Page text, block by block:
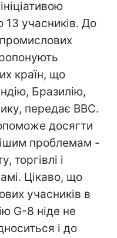
учасників. До
країн, що
Бразилію,
передає ВВС.
досягти
проблемам -
торгівлі і
Цікаво, що
учасників в
G-8 ніде не
і до